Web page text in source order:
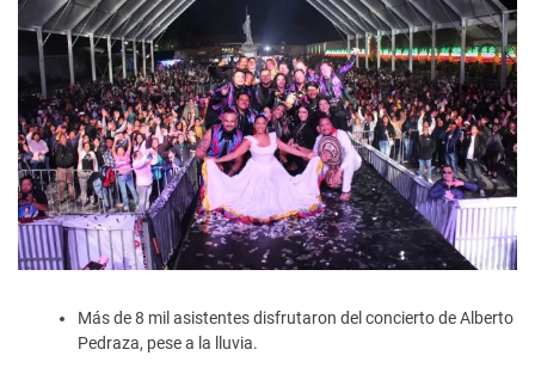
Más de 8 mil asistentes disfrutaron del concierto de Alberto
Pedraza, pese a la lluvia.